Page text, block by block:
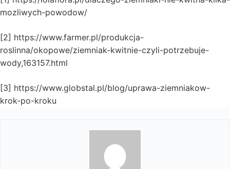
mozliwych-powodow/
[2] https://www.farmer.pl/produkcja-
roslinna/okopowe/ziemniak-kwitnie-czyli-potrzebuje-
wody,163157.html
[3] https://www.globstal.pl/blog/uprawa-ziemniakow-
krok-po-kroku